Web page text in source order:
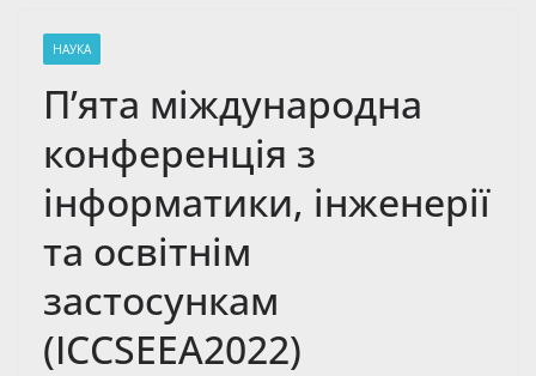
НАУКА
П’ята міждународна
конференція з
інформатики, інженерії
та освітнім
застосункам
(ICCSEEA2022)